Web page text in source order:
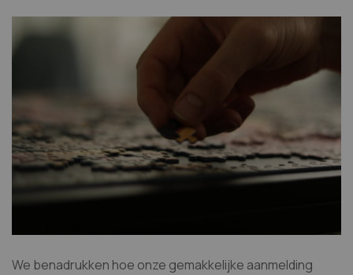
We benadrukken hoe onze gemakkelijke aanmelding